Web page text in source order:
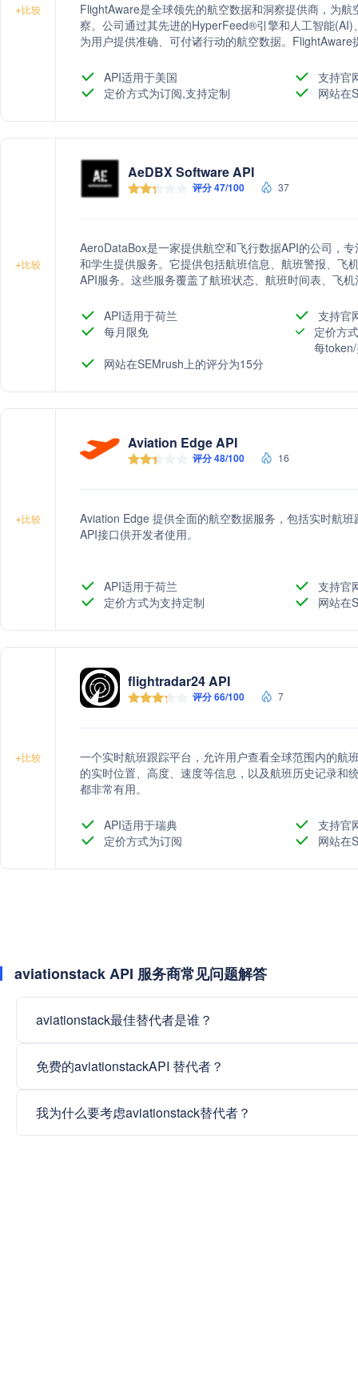
+比较
FlightAware是全球领先的航空数据和洞察提供商，为
察。公司通过其先进的HyperFeed®引擎和人工智能
为用户提供准确、可付诸行动的航空数据。
FlightAware Global、FlightAware FBO Toolbox、
到企业客户的不同需求。公司成立于2024年，总部位于
API适用于美国
支持官
定价方式为订阅,支持定制
网站在
+比较
AeDBX Software API
评分 47/100 37
AeroDataBox是一家提供航空和飞行数据API的公司，
和学生提供服务。它提供包括航班信息、航班警报、飞
API服务。这些服务覆盖了航班状态、航班时间表、飞
机操作或导航的关键任务产品。
API适用于荷兰
支持官
每月限免
定价方
每
网站在SEMrush上的评分为15分
+比较
Aviation Edge API
评分 48/100 16
Aviation Edge 提供全面的航空数据服务，包括实时航
API接口供开发者使用。
API适用于荷兰
支持官
定价方式为支持定制
网站在
+比较
flightradar24 API
评分 66/100 7
一个实时航班跟踪平台，允许用户查看全球范围内的航
的实时位置、高度、速度等信息，以及航班历史记录和
都非常有用。
API适用于瑞典
支持官
定价方式为订阅
网站在
aviationstack API 服务商常见问题解答
aviationstack最佳替代者是谁？
免费的aviationstackAPI 替代者？
我为什么要考虑aviationstack替代者？